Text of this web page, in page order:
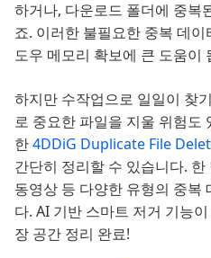
하거나, 다운로드 폴더에 중복
죠. 이러한 불필요한 중복 데
도우 메모리 확보에 큰 도움이
하지만 수작업으로 일일이 찾
로 중요한 파일을 지울 위험도
한4DDiG Duplicate File
간단히 정리할 수 있습니다.
동영상 등 다양한 유형의 중복
다. AI 기반 스마트 저거 기능
장 공간 정리 완료!